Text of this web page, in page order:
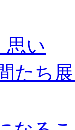
思い
たち